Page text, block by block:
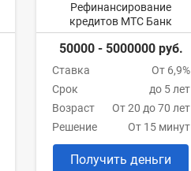
Рефинансирование
кредитов МТС Банк
50000 - 5000000 руб.
Ставка
От 6,9%
Срок
до 5 лет
Возраст
От 20 до 70 лет
Решение
От 15 минут
Получить деньги